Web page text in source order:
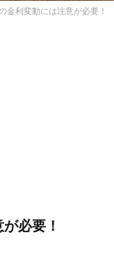
金利変動には注意が必要！
必要！